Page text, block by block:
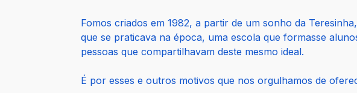
Fomos criados em 1982, a partir de um sonho da
que se praticava na época, uma escola que formasse
pessoas que compartilhavam deste mesmo ideal.
É por esses e outros motivos que nos orgulhamos de